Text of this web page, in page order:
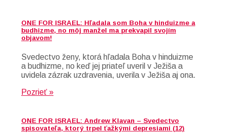
ONE FOR ISRAEL: Hľadala som Boha v hinduizme a
budhizme, no môj manžel ma prekvapil svojím
objavom!
Svedectvo ženy, ktorá hľadala Boha v hinduizme
a budhizme, no keď jej priateľ uveril v Ježiša a
uvidela zázrak uzdravenia, uverila v Ježiša aj ona.
Pozrieť »
ONE FOR ISRAEL: Andrew Klavan – Svedectvo
spisovateľa, ktorý trpel ťažkými depresiami (12)